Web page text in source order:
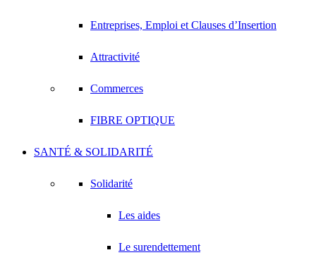
Entreprises, Emploi et Clauses d’Insertion
Attractivité
Commerces
FIBRE OPTIQUE
SANTÉ & SOLIDARITÉ
Solidarité
Les aides
Le surendettement